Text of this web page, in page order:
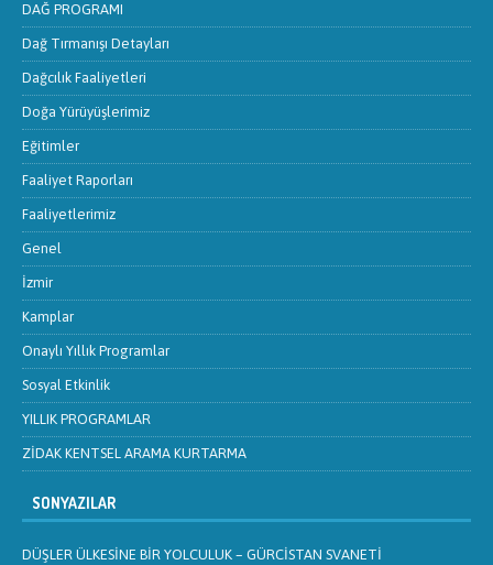
DAĞ PROGRAMI
Dağ Tırmanışı Detayları
Dağcılık Faaliyetleri
Doğa Yürüyüşlerimiz
Eğitimler
Faaliyet Raporları
Faaliyetlerimiz
Genel
İzmir
Kamplar
Onaylı Yıllık Programlar
Sosyal Etkinlik
YILLIK PROGRAMLAR
ZİDAK KENTSEL ARAMA KURTARMA
SONYAZILAR
DÜŞLER ÜLKESİNE BİR YOLCULUK – GÜRCİSTAN SVANETİ